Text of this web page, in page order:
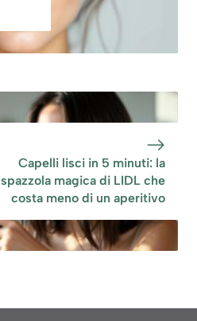
Capelli lisci in 5 minuti: la
spazzola magica di LIDL che
costa meno di un aperitivo